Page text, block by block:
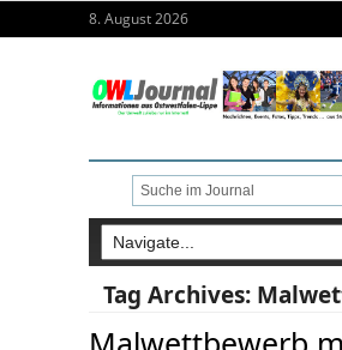
8. August 2026
Tag Archives: